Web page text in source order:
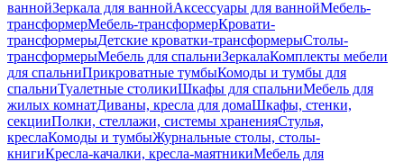
ваннойЗеркала для ваннойАксессуары для ваннойМебель-
трансформерМебель-трансформерКровати-
трансформерыДетские кроватки-трансформерыСтолы-
трансформерыМебель для спальниЗеркалаКомплекты мебели
для спальниПрикроватные тумбыКомоды и тумбы для
спальниТуалетные столикиШкафы для спальниМебель для
жилых комнатДиваны, кресла для домаШкафы, стенки,
секцииПолки, стеллажи, системы храненияСтулья,
креслаКомоды и тумбыЖурнальные столы, столы-
книгиКресла-качалки, кресла-маятникиМебель для